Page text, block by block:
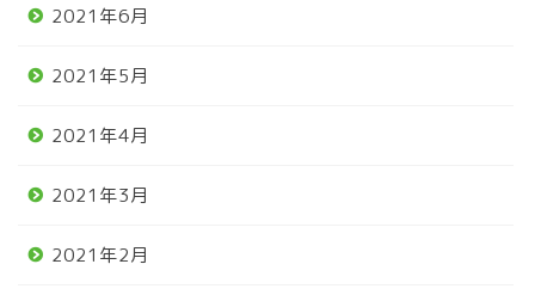
2021年6月
2021年5月
2021年4月
2021年3月
2021年2月